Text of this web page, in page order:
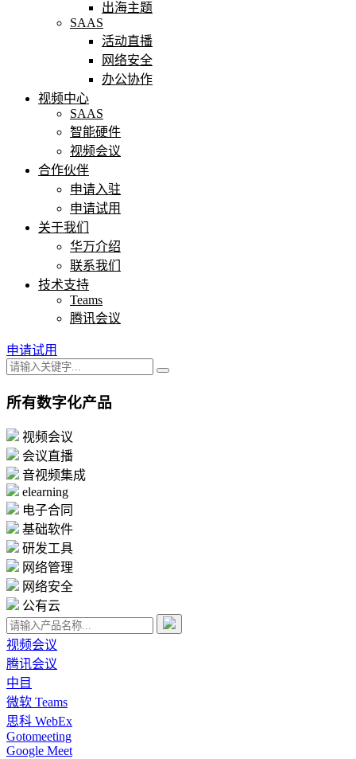
出海主题
SAAS
活动直播
网络安全
办公协作
视频中心
SAAS
智能硬件
视频会议
合作伙伴
申请入驻
申请试用
关于我们
华万介绍
联系我们
技术支持
Teams
腾讯会议
申请试用
所有数字化产品
视频会议
会议直播
音视频集成
elearning
电子合同
基础软件
研发工具
网络管理
网络安全
公有云
视频会议
腾讯会议
中目
微软 Teams
思科 WebEx
Gotomeeting
Google Meet